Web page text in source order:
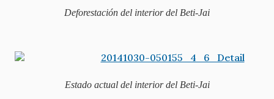
Deforestación del interior del Beti-Jai
Estado actual del interior del Beti-Jai